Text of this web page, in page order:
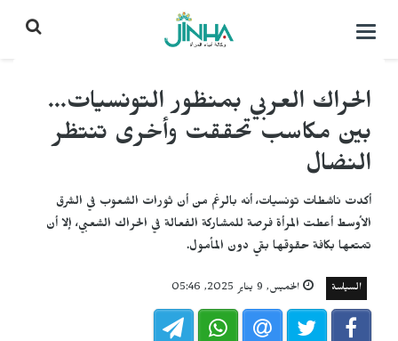
التحكم
الحراك العربي بمنظور التونسيات...
بين مكاسب تحققت وأخرى تنتظر
النضال
أكدت ناشطات تونسيات، أنه بالرغم من أن ثورات الشعوب في الشرق
الأوسط أعطت المرأة فرصة للمشاركة الفعالة في الحراك الشعبي، إلا أن
تمتعها بكافة حقوقها بقي دون المأمول.
السياسة الخميس, 9 يناير 2025, 05:46